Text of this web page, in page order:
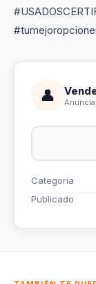
👤
Categoría
Publicado